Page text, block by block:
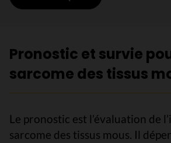
Pronostic et survie
sarcome des tissus
Le pronostic est l’évaluation de
sarcome des tissus mous. Il